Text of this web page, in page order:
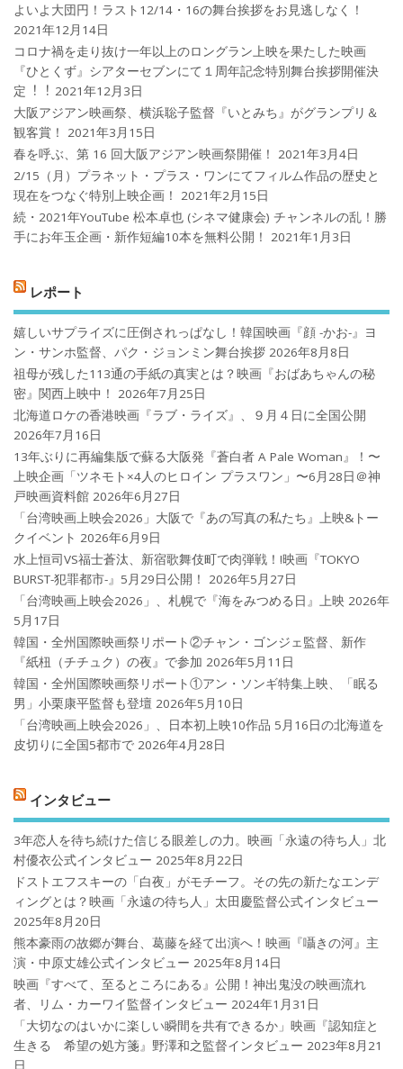
よいよ大団円！ラスト12/14・16の舞台挨拶をお見逃しなく！
2021年12月14日
コロナ禍を⾛り抜け⼀年以上のロングラン上映を果たした映画
『ひとくず』シアターセブンにて１周年記念特別舞台挨拶開催決
定︕︕ 2021年12月3日
大阪アジアン映画祭、横浜聡子監督『いとみち』がグランプリ＆
観客賞！
2021年3月15日
春を呼ぶ、第 16 回大阪アジアン映画祭開催！
2021年3月4日
2/15（月）プラネット・プラス・ワンにてフィルム作品の歴史と
現在をつなぐ特別上映企画！
2021年2月15日
続・2021年YouTube 松本卓也 (シネマ健康会) チャンネルの乱！勝
手にお年玉企画・新作短編10本を無料公開！
2021年1月3日
レポート
嬉しいサプライズに圧倒されっぱなし！韓国映画『顔 -かお-』ヨ
ン・サンホ監督、パク・ジョンミン舞台挨拶 2026年8月8日
祖母が残した113通の手紙の真実とは？映画『おばあちゃんの秘
密』関西上映中！
2026年7月25日
北海道ロケの香港映画『ラブ・ライズ』、９月４日に全国公開
2026年7月16日
13年ぶりに再編集版で蘇る大阪発『蒼白者 A Pale Woman』！〜
上映企画「ツネモト×4人のヒロイン プラスワン」〜6月28日＠神
戸映画資料館 2026年6月27日
「台湾映画上映会2026」大阪で『あの写真の私たち』上映&トー
クイベント 2026年6月9日
水上恒司VS福士蒼汰、新宿歌舞伎町で肉弾戦！!映画『TOKYO
BURST-犯罪都市-』5月29日公開！
2026年5月27日
「台湾映画上映会2026」、札幌で『海をみつめる日』上映 2026年
5月17日
韓国・全州国際映画祭リポート②チャン・ゴンジェ監督、新作
『紙杻（チチュク）の夜』で参加 2026年5月11日
韓国・全州国際映画祭リポート①アン・ソンギ特集上映、「眠る
男」小栗康平監督も登壇 2026年5月10日
「台湾映画上映会2026」、日本初上映10作品 5月16日の北海道を
皮切りに全国5都市で 2026年4月28日
インタビュー
3年恋人を待ち続けた信じる眼差しの力。映画「永遠の待ち人」北
村優衣公式インタビュー 2025年8月22日
ドストエフスキーの「白夜」がモチーフ。その先の新たなエンデ
ィングとは？映画「永遠の待ち人」太田慶監督公式インタビュー
2025年8月20日
熊本豪雨の故郷が舞台、葛藤を経て出演へ！映画『囁きの河』主
演・中原丈雄公式インタビュー 2025年8月14日
映画『すべて、至るところにある』公開！神出鬼没の映画流れ
者、リム・カーワイ監督インタビュー 2024年1月31日
「大切なのはいかに楽しい瞬間を共有できるか」映画『認知症と
生きる 希望の処方箋』野澤和之監督インタビュー 2023年8月21
日